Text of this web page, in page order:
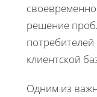
решение
клиентской
Одним из